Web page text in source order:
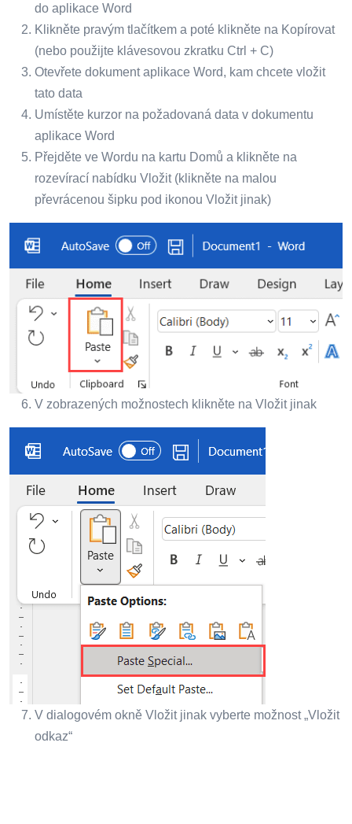
do aplikace Word
Klikněte pravým tlačítkem a poté klikněte na Kopírovat
(nebo použijte klávesovou zkratku Ctrl + C)
Otevřete dokument aplikace Word, kam chcete vložit
tato data
Umístěte kurzor na požadovaná data v dokumentu
aplikace Word
Přejděte ve Wordu na kartu Domů a klikněte na
rozevírací nabídku Vložit (klikněte na malou
převrácenou šipku pod ikonou Vložit jinak)
V zobrazených možnostech klikněte na Vložit jinak
V dialogovém okně Vložit jinak vyberte možnost „Vložit
odkaz“